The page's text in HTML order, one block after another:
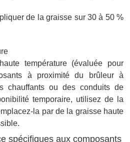
de la graisse sur 30 à 50 %
température (évaluée pour
à proximité du brûleur à
chauffants ou des conduits de
temporaire, utilisez de la
la par de la graisse haute
spécifiques aux composants